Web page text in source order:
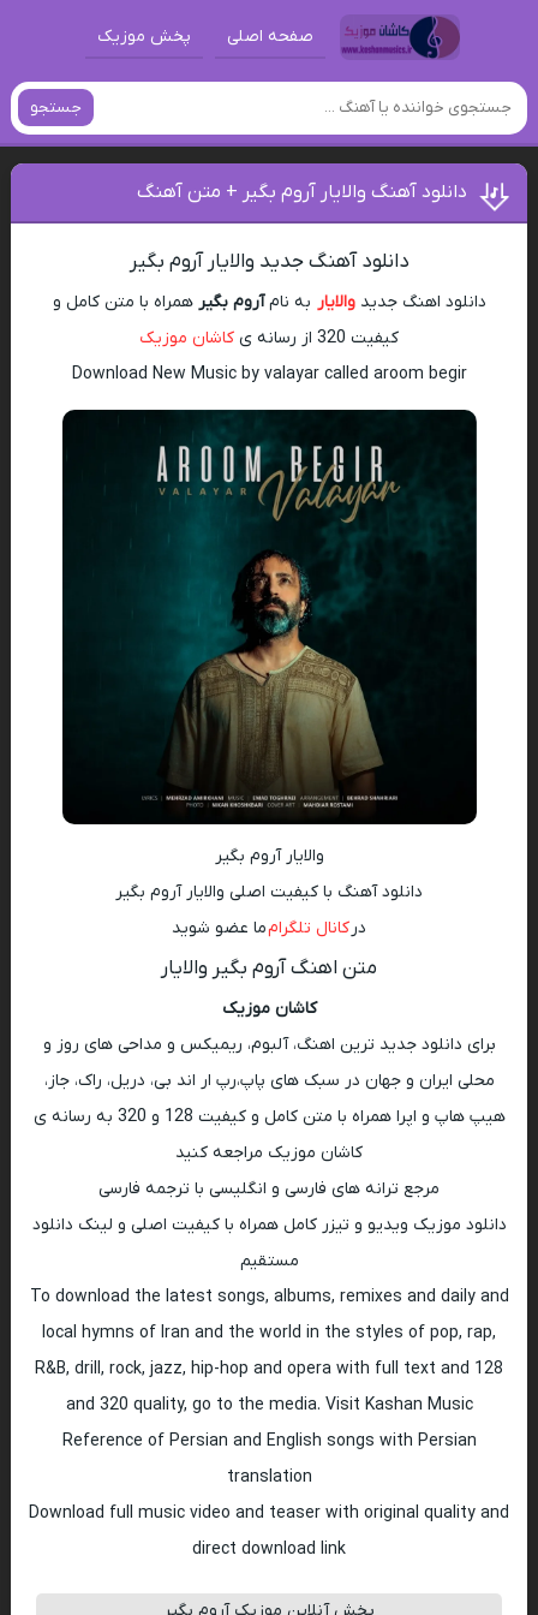
صفحه اصلی پخش موزیک
جستجو
دانلود آهنگ والایار آروم بگیر + متن آهنگ
دانلود آهنگ جدید والایار آروم بگیر
دانلود اهنگ جدیدوالایار به نامآروم بگیر همراه با متن کامل و
کیفیت 320 از رسانه ی
کاشان موزیک
Download New Music by valayar called aroom begir
والایار آروم بگیر
دانلود آهنگ با کیفیت اصلی والایار آروم بگیر
در کانال تلگرامما عضو شوید
متن اهنگ آروم بگیر والایار
کاشان موزیک
برای دانلود جدید ترین اهنگ، آلبوم، ریمیکس و مداحی های روز و
محلی ایران و جهان در سبک های پاپ،رپ ار اند بی، دریل، راک، جاز،
هیپ هاپ و اپرا همراه با متن کامل و کیفیت 128 و 320 به رسانه ی
کاشان موزیک مراجعه کنید
مرجع ترانه های فارسی و انگلیسی با ترجمه فارسی
دانلود موزیک ویدیو و تیزر کامل همراه با کیفیت اصلی و لینک دانلود
مستقیم
To download the latest songs, albums, remixes and daily and
local hymns of Iran and the world in the styles of pop, rap,
R&B, drill, rock, jazz, hip-hop and opera with full text and 128
and 320 quality, go to the media. Visit Kashan Music
Reference of Persian and English songs with Persian
translation
Download full music video and teaser with original quality and
direct download link
پخش آنلاین موزیک آروم بگیر